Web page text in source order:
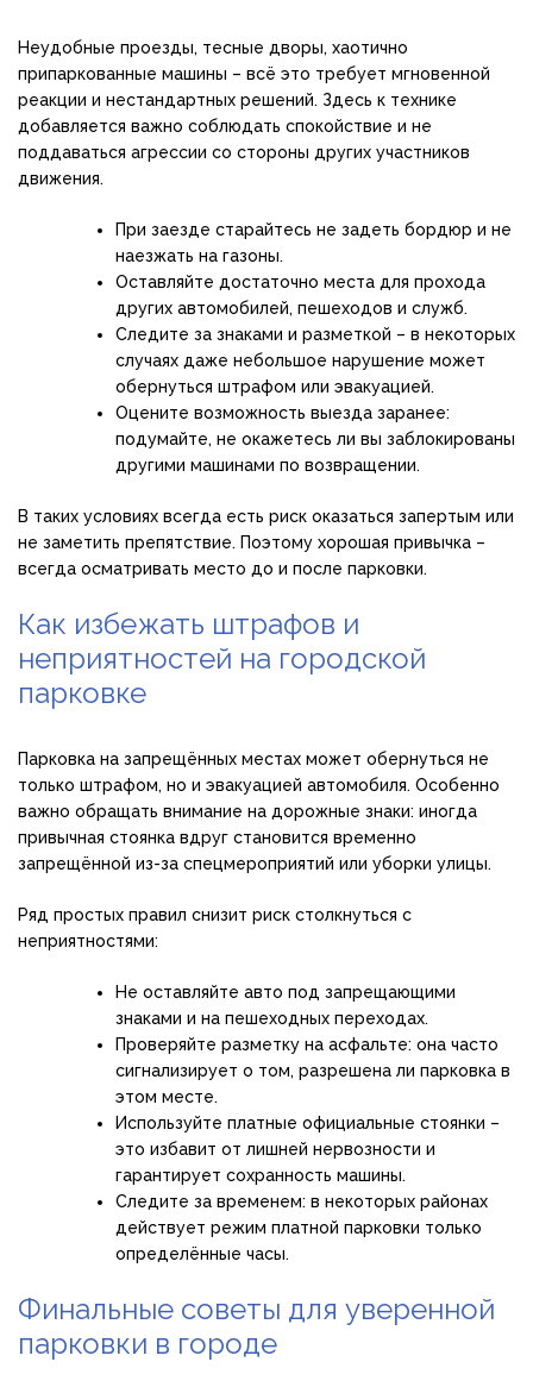
Неудобные проезды, тесные дворы, хаотично
припаркованные машины – всё это требует мгновенной
реакции и нестандартных решений. Здесь к технике
добавляется важно соблюдать спокойствие и не
поддаваться агрессии со стороны других участников
движения.
При заезде старайтесь не задеть бордюр и не
наезжать на газоны.
Оставляйте достаточно места для прохода
других автомобилей, пешеходов и служб.
Следите за знаками и разметкой – в некоторых
случаях даже небольшое нарушение может
обернуться штрафом или эвакуацией.
Оцените возможность выезда заранее:
подумайте, не окажетесь ли вы заблокированы
другими машинами по возвращении.
В таких условиях всегда есть риск оказаться запертым или
не заметить препятствие. Поэтому хорошая привычка –
всегда осматривать место до и после парковки.
Как избежать штрафов и
неприятностей на городской
парковке
Парковка на запрещённых местах может обернуться не
только штрафом, но и эвакуацией автомобиля. Особенно
важно обращать внимание на дорожные знаки: иногда
привычная стоянка вдруг становится временно
запрещённой из-за спецмероприятий или уборки улицы.
Ряд простых правил снизит риск столкнуться с
неприятностями:
Не оставляйте авто под запрещающими
знаками и на пешеходных переходах.
Проверяйте разметку на асфальте: она часто
сигнализирует о том, разрешена ли парковка в
этом месте.
Используйте платные официальные стоянки –
это избавит от лишней нервозности и
гарантирует сохранность машины.
Следите за временем: в некоторых районах
действует режим платной парковки только
определённые часы.
Финальные советы для уверенной
парковки в городе